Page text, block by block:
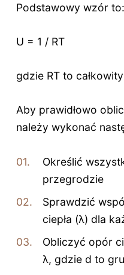
Podstawowy wzór to:
U = 1 / RT
gdzie RT to
Aby prawidłowo
należy wykonać
Określić
przegrodzie
Sprawdzić
ciepła (λ) dla
Obliczyć opór
λ, gdzie d to